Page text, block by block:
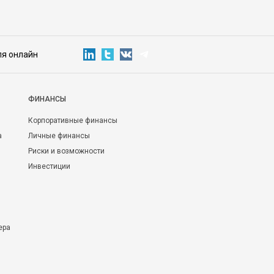
онлайн
ФИНАНСЫ
Корпоративные финансы
Личные финансы
Риски и возможности
Инвестиции